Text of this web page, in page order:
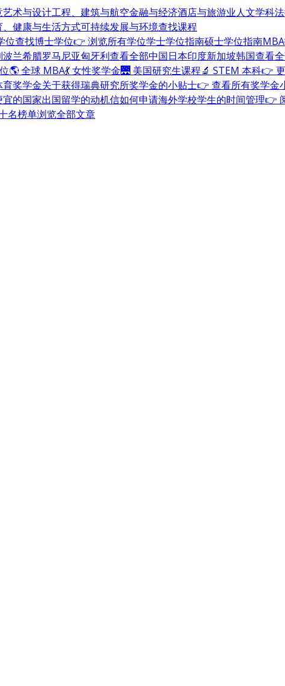
艺术与设计工程、建筑与航空金融与经济酒店与旅游业人文学科
、健康与生活方式可持续发展与环境查找课程
位查找博士学位👉 浏览所有学位学士学位指南硕士学位指南
波兰希腊罗马尼亚匈牙利查看全部中国日本印度新加坡韩国查看
🌎 全球 MBA💃 女性奖学金🌉 美国研究生课程🔬 STEM 本科👉
奖学金关于获得瑞典研究所奖学金的小贴士👉 查看所有奖学金
宜的国家出国留学的动机信如何申请海外学校学生的时间管理👉
名榜单浏览全部文章